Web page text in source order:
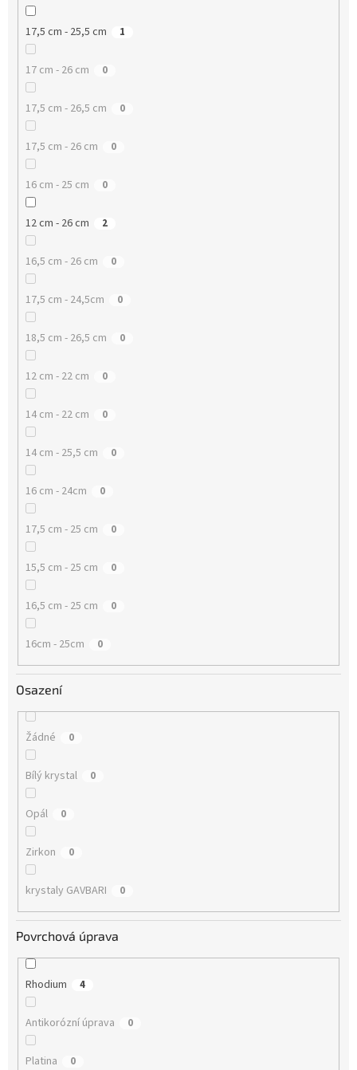
17,5 cm - 25,5 cm 1
17 cm - 26 cm 0
17,5 cm - 26,5 cm 0
17,5 cm - 26 cm 0
16 cm - 25 cm 0
12 cm - 26 cm 2
16,5 cm - 26 cm 0
17,5 cm - 24,5cm 0
18,5 cm - 26,5 cm 0
12 cm - 22 cm 0
14 cm - 22 cm 0
14 cm - 25,5 cm 0
16 cm - 24cm 0
17,5 cm - 25 cm 0
15,5 cm - 25 cm 0
16,5 cm - 25 cm 0
16cm - 25cm 0
Osazení
Žádné 0
Bílý krystal 0
Opál 0
Zirkon 0
krystaly GAVBARI 0
Povrchová úprava
Rhodium 4
Antikorózní úprava 0
Platina 0